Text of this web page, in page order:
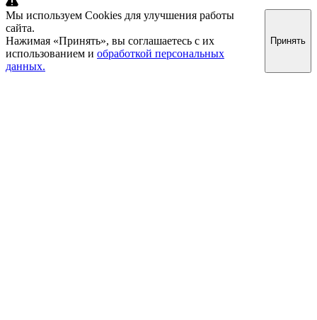
Мы используем Cookies для улучшения работы
сайта.
Нажимая «Принять», вы соглашаетесь с их
использованием и обработкой персональных
данных.
Принять